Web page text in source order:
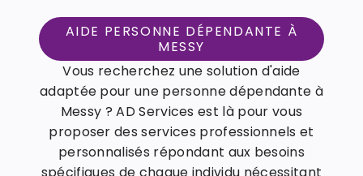
AIDE PERSONNE DÉPENDANTE À
MESSY
Vous recherchez une solution d'aide
adaptée pour une personne dépendante à
Messy ? AD Services est là pour vous
proposer des services professionnels et
personnalisés répondant aux besoins